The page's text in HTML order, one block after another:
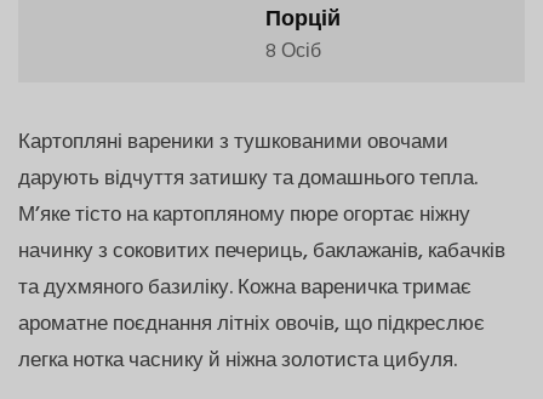
Порцій
8 Осіб
Картопляні вареники з тушкованими овочами
дарують відчуття затишку та домашнього тепла.
М’яке тісто на картопляному пюре огортає ніжну
начинку з соковитих печериць, баклажанів, кабачків
та духмяного базиліку. Кожна вареничка тримає
ароматне поєднання літніх овочів, що підкреслює
легка нотка часнику й ніжна золотиста цибуля.